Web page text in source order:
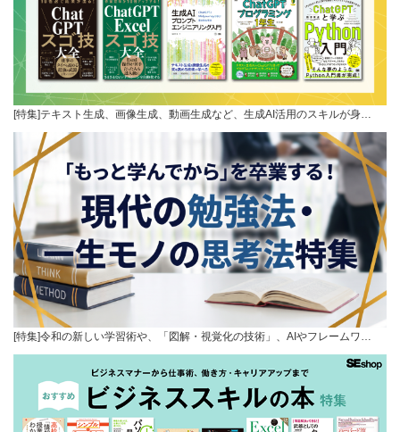
[特集]テキスト生成、画像生成、動画生成など、生成AI活用のスキルが身…
[特集]令和の新しい学習術や、「図解・視覚化の技術」、AIやフレームワ…